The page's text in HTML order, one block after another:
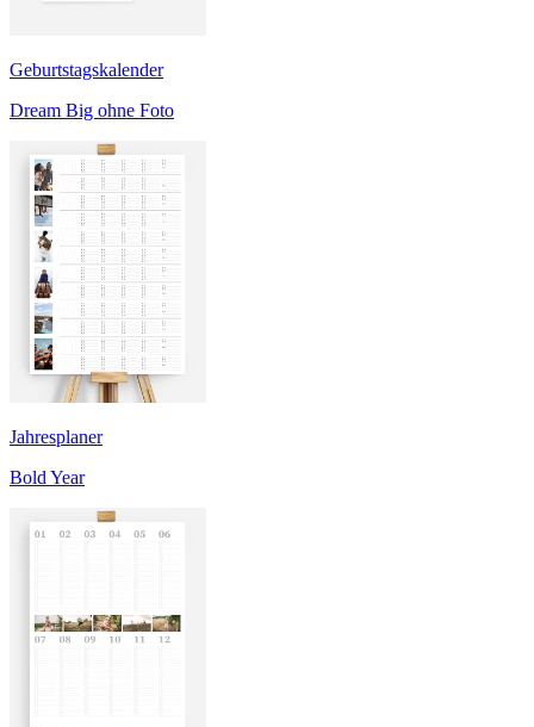
Geburtstagskalender
Dream Big ohne Foto
Jahresplaner
Bold Year